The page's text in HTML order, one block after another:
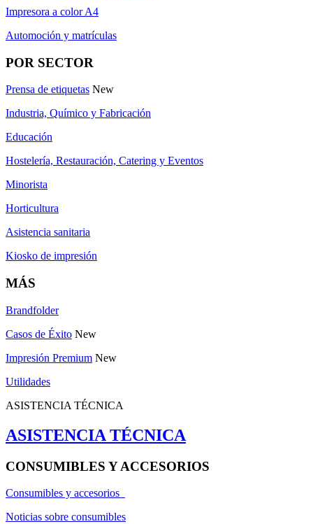
Impresora a color A4
Automoción y matrículas
POR SECTOR
Prensa de etiquetas New
Industria, Químico y Fabricación
Educación
Hostelería, Restauración, Catering y Eventos
Minorista
Horticultura
Asistencia sanitaria
Kiosko de impresión
MÁS
Brandfolder
Casos de Éxito New
Impresión Premium New
Utilidades
ASISTENCIA TÉCNICA
ASISTENCIA TÉCNICA
CONSUMIBLES Y ACCESORIOS
Consumibles y accesorios
Noticias sobre consumibles